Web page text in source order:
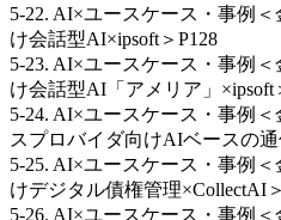
5-22. AI×ユースケース・事例
け会話型AI×ipsoft＞P128
5-23. AI×ユースケース・事例
け会話型AI「アメリア」×ipsoft
5-24. AI×ユースケース・事例
スプロバイダ向けAIベースの
5-25. AI×ユースケース・事例
けデジタル債権管理×CollectAI
5-26. AI×ユースケース・事例